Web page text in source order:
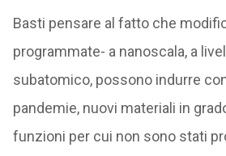
Basti pensare al fatto che
programmate- a nanoscala, a
subatomico, possono indurre
pandemie, nuovi materiali in
funzioni per cui non sono stati